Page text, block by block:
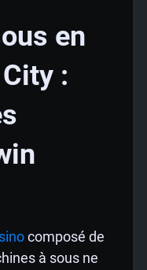
en
:
composé de
à sous ne